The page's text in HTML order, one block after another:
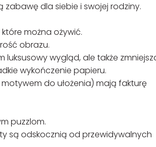
zabawę dla siebie i swojej rodziny.
można ożywić.
obrazu.
wygląd, ale także
wykończenie papieru.
do ułożenia) mają fakturę
puzzlom.
są odskocznią od przewidywalnych